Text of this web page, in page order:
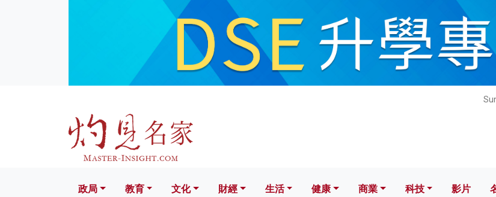
文化 財經 生活 健康 科技 影片
政局 教育 文化 財經 生活 健康 商業 科技 影片